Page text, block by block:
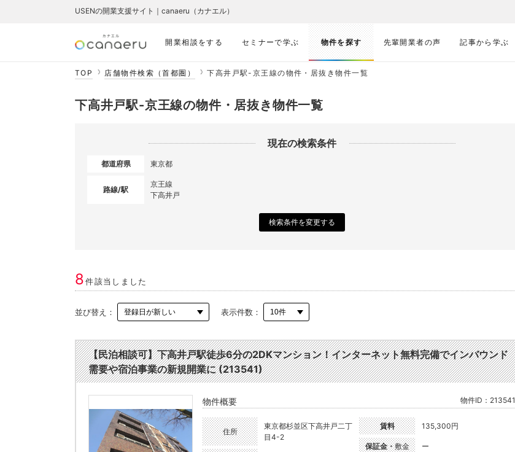
開業相談をする セミナーで学ぶ 物件を探す 先輩開業者の声 記事から学ぶ
USENの開業支援サイト｜canaeru（カナエル）
TOP 店舗物件検索（首都圏） 下高井戸駅-京王線の物件・居抜き物件一覧
下高井戸駅-京王線の物件・居抜き物件一覧
現在の検索条件
都道府県 東京都
路線/駅
京王線
下高井戸
検索条件を変更する
8件該当しました
並び替え： 表示件数：
【民泊相談可】下高井戸駅徒歩6分の2DKマンション！インターネット無料完備でインバウンド
需要や宿泊事業の新規開業に (213541)
物件概要 物件ID：213541
住所
東京都杉並区下高井戸二丁
目4-2
賃料 135,300円
保証金・敷金 ー